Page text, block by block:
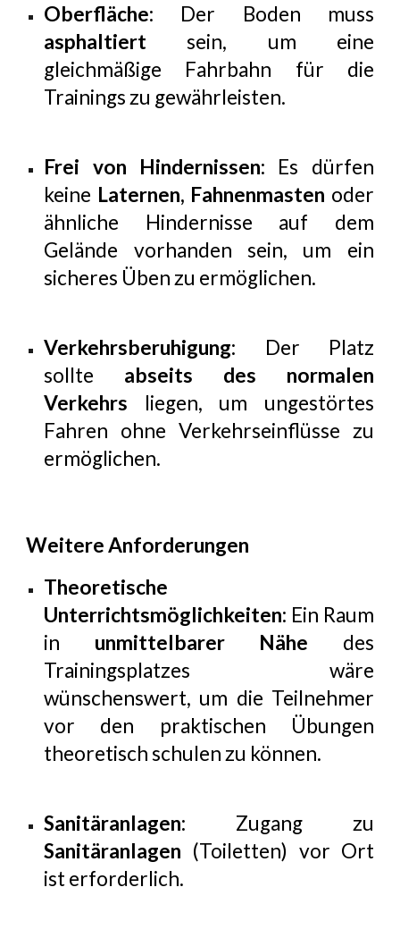
Oberfläche: Der Boden muss
asphaltiert sein, um eine
gleichmäßige Fahrbahn für die
Trainings zu gewährleisten.
Frei von Hindernissen: Es dürfen
keine Laternen, Fahnenmasten oder
ähnliche Hindernisse auf dem
Gelände vorhanden sein, um ein
sicheres Üben zu ermöglichen.
Verkehrsberuhigung: Der Platz
sollte abseits des normalen
Verkehrs liegen, um ungestörtes
Fahren ohne Verkehrseinflüsse zu
ermöglichen.
Weitere Anforderungen
Theoretische
Unterrichtsmöglichkeiten: Ein Raum
in unmittelbarer Nähe des
Trainingsplatzes wäre
wünschenswert, um die Teilnehmer
vor den praktischen Übungen
theoretisch schulen zu können.
Sanitäranlagen: Zugang zu
Sanitäranlagen (Toiletten) vor Ort
ist erforderlich.